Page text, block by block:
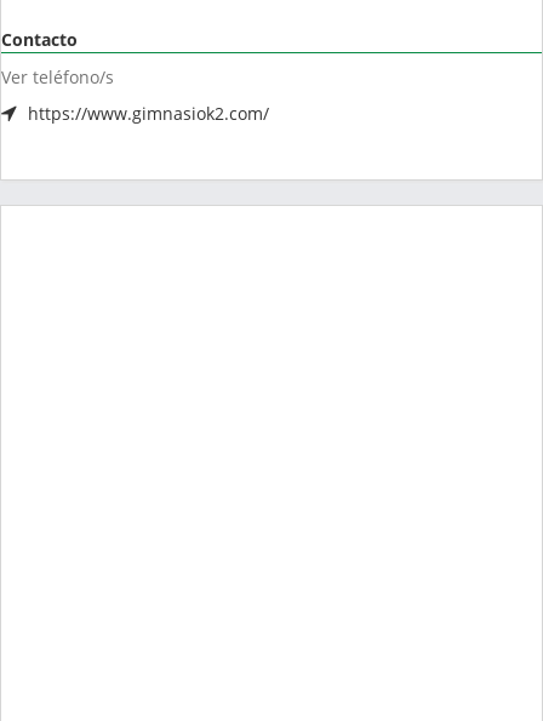
Contacto
Ver teléfono/s
https://www.gimnasiok2.com/